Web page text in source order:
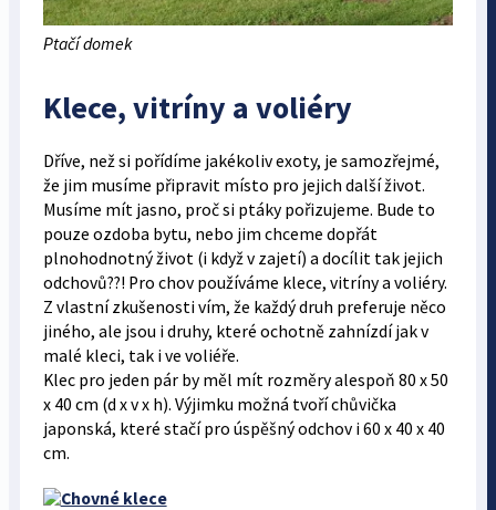
Ptačí domek
Klece, vitríny a voliéry
Dříve, než si pořídíme jakékoliv exoty, je samozřejmé,
že jim musíme připravit místo pro jejich další život.
Musíme mít jasno, proč si ptáky pořizujeme. Bude to
pouze ozdoba bytu, nebo jim chceme dopřát
plnohodnotný život (i když v zajetí) a docílit tak jejich
odchovů??! Pro chov používáme klece, vitríny a voliéry.
Z vlastní zkušenosti vím, že každý druh preferuje něco
jiného, ale jsou i druhy, které ochotně zahnízdí jak v
malé kleci, tak i ve voliéře.
Klec pro jeden pár by měl mít rozměry alespoň 80 x 50
x 40 cm (d x v x h). Výjimku možná tvoří chůvička
japonská, které stačí pro úspěšný odchov i 60 x 40 x 40
cm.